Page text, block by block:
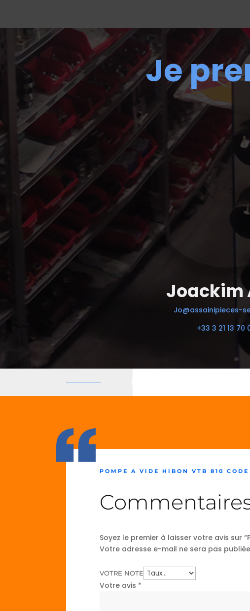
Je
Joackim
Jo@assainipieces-
+33 3 21 13 70
POMPE A VIDE HIBON VTB 810
Soyez le premier à laisser votre avis sur
Votre adresse e-mail ne sera pas
VOTRE NOTE
Votre avis *